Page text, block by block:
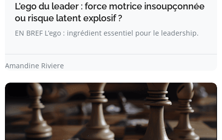
L’ego du leader : force motrice insoupçonnée
ou risque latent explosif ?
EN BREF L’ego : ingrédient essentiel pour le leadership.
Amandine Riviere